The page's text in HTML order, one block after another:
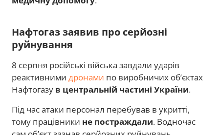
Нафтогаз заявив про серйозні
руйнування
8 серпня російські війська завдали ударів
реактивними дронами по виробничих об’єктах
Нафтогазу в центральній частині України.
Під час атаки персонал перебував в укритті,
тому працівники не постраждали. Водночас